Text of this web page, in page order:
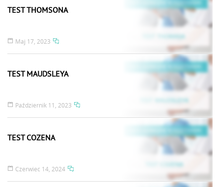
TEST THOMSONA
Maj 17, 2023
TEST MAUDSLEYA
Październik 11, 2023
TEST COZENA
Czerwiec 14, 2024